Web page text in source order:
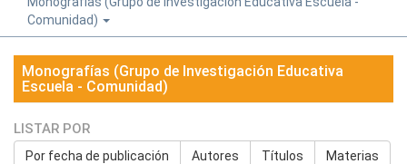
Comunidad)
Monografías (Grupo de Investigación Educativa
Escuela - Comunidad)
LISTAR POR
Por fecha de publicación Autores Títulos Materias